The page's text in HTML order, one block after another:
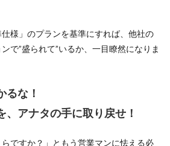
様」のプランを基準にすれば、他社の
で”盛られて”いるか、一目瞭然になりま
るな！
、アナタの手に取り戻せ！
らですか？」ともう営業マンに怯える必